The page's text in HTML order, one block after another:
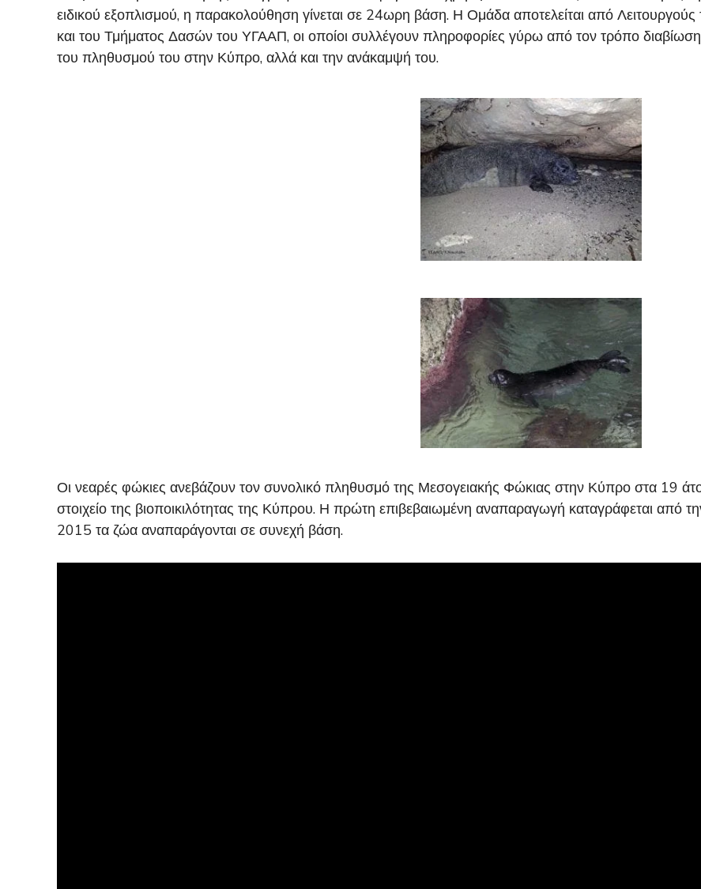
ειδικού εξοπλισμού, η παρακολούθηση γίνεται σε 24ωρη βάση. Η Ομάδα αποτελείται από
και του Τμήματος Δασών του ΥΓΑΑΠ, οι οποίοι συλλέγουν πληροφορίες γύρω από τον τρόπο
του πληθυσμού του στην Κύπρο, αλλά και την ανάκαμψή του.
Οι νεαρές φώκιες ανεβάζουν τον συνολικό πληθυσμό της Μεσογειακής Φώκιας στην Κύπρο στα 19
στοιχείο της βιοποικιλότητας της Κύπρου. Η πρώτη επιβεβαιωμένη αναπαραγωγή καταγράφεται
2015 τα ζώα αναπαράγονται σε συνεχή βάση.